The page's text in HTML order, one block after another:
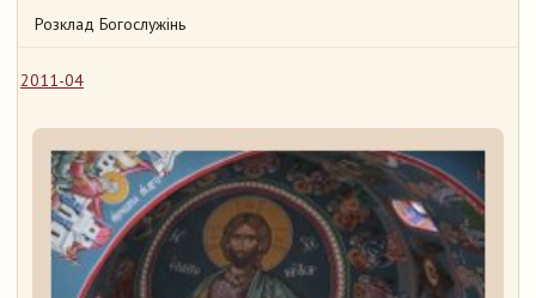
Розклад Богослужінь
2011-04